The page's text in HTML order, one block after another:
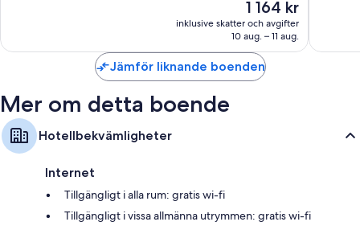
Badrum med regnduschar och gratis toalettartiklar
32-tums LED-tv med digitalkanaler
Priset
är
1 164 kr
1 164 kr
inklusive skatter och avgifter
10 aug. – 11 aug.
Jämför liknande boenden
Mer om detta boende
Hotellbekvämligheter
Internet
Tillgängligt i alla rum: gratis wi-fi
Tillgängligt i vissa allmänna utrymmen: gratis wi-fi